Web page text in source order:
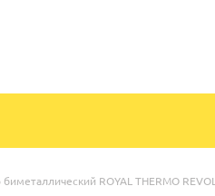
биметаллический ROYAL THERMO